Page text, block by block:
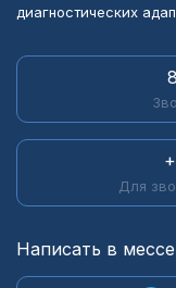
диагностических
Для
Написать в